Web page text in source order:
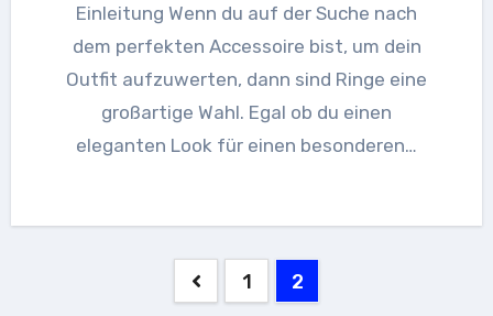
Einleitung Wenn du auf der Suche nach
dem perfekten Accessoire bist, um dein
Outfit aufzuwerten, dann sind Ringe eine
großartige Wahl. Egal ob du einen
eleganten Look für einen besonderen…
Seitennummerierung
1 2